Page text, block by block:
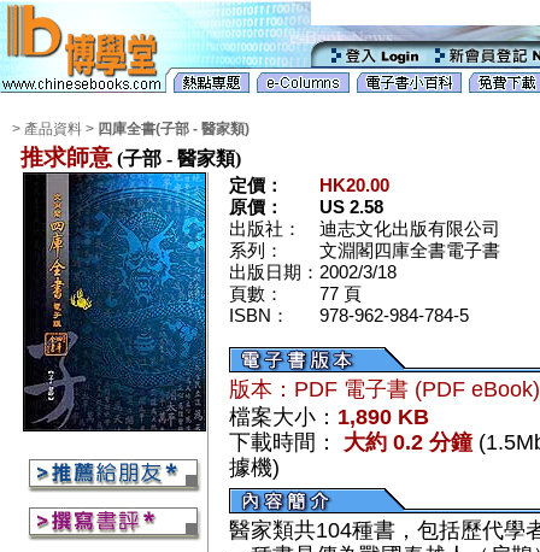
> 產品資料 > 四庫全書(子部 - 醫家類)
推求師意 (子部 - 醫家類)
定價：
HK20.00
原價：
US 2.58
出版社：
迪志文化出版有限公司
系列：
文淵閣四庫全書電子書
出版日期： 2002/3/18
頁數：
77 頁
ISBN：
978-962-984-784-5
版本：PDF 電子書 (PDF
檔案大小： 1,890 KB
下載時間：
大約 0.2 分鐘
據機)
醫家類共104種書，包括歷代學